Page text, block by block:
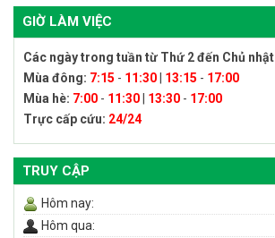
GIỜ LÀM VIỆC
Các ngày trong tuần từ Thứ 2 đến Chủ nhật
Mùa đông: 7:15 - 11:30 13:15 - 17:00
Mùa hè: 7:00 - 11:30 13:30 - 17:00
Trực cấp cứu: 24/24
TRUY CẬP
Hôm nay:
Hôm qua: